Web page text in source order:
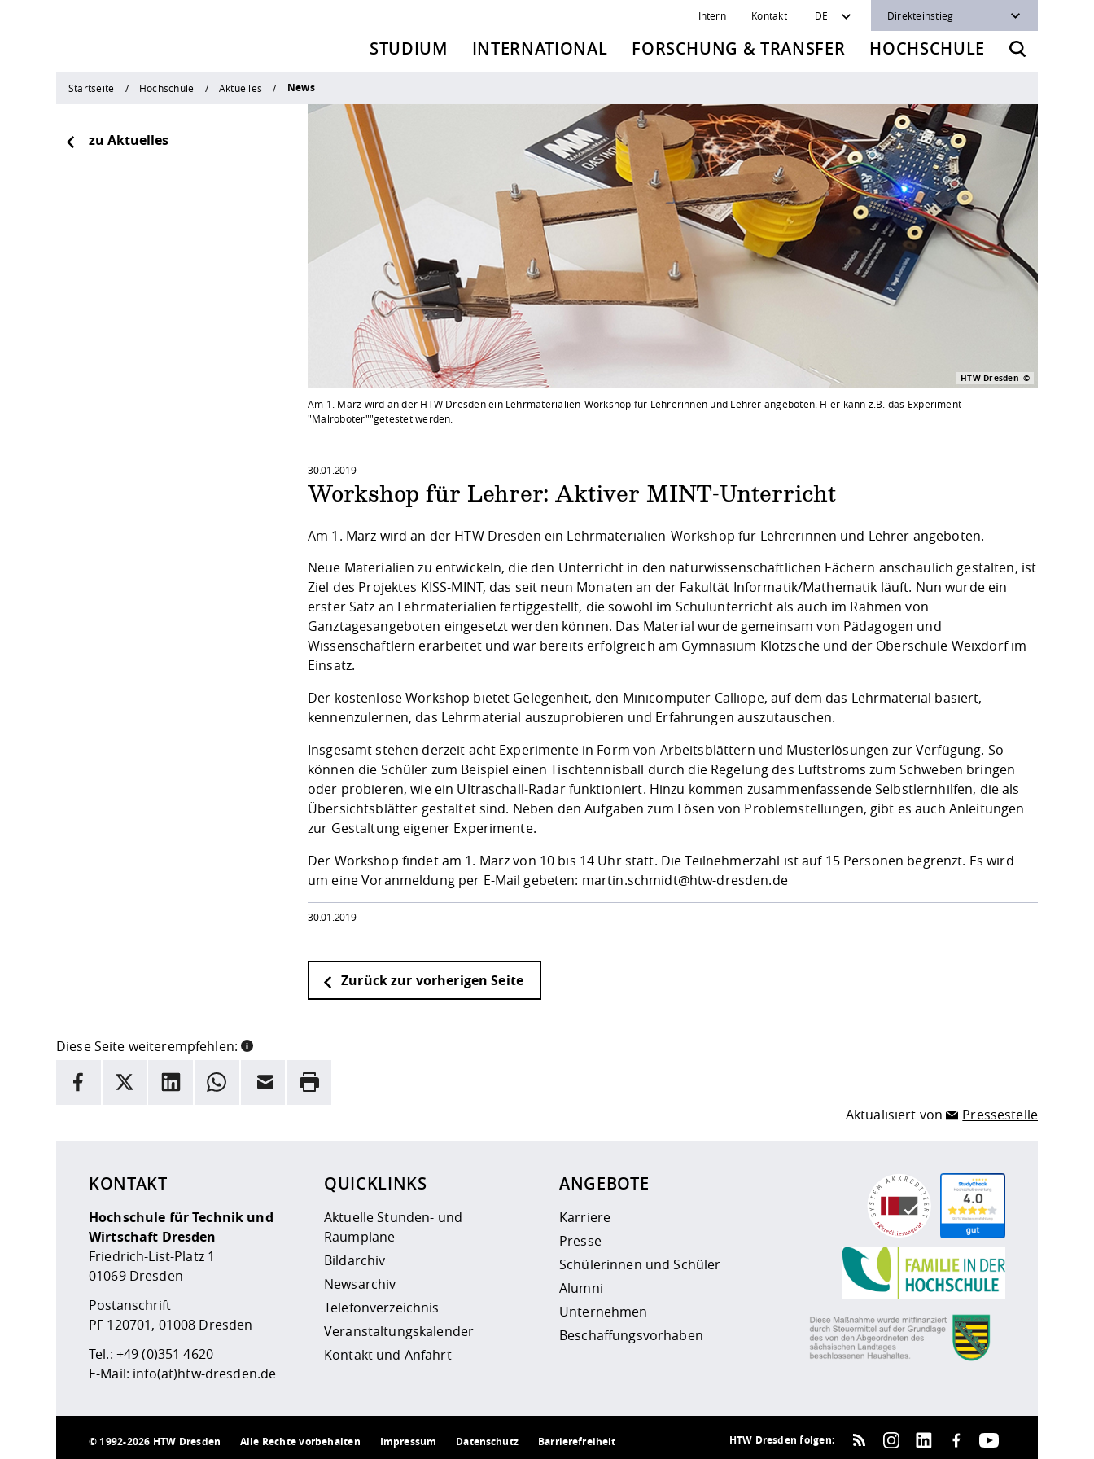
Intern Kontakt DE Direkteinstieg
STUDIUM INTERNATIONAL FORSCHUNG & TRANSFER HOCHSCHULE
Startseite Hochschule Aktuelles News
zu Aktuelles
HTW Dresden
Am 1. März wird an der HTW Dresden ein Lehrmaterialien-Workshop für Lehrerinnen und Lehrer angeboten. Hier kann z.B. das Experiment
"Malroboter""getestet werden.
30.01.2019
Workshop für Lehrer: Aktiver MINT-Unterricht
Am 1. März wird an der HTW Dresden ein Lehrmaterialien-Workshop für Lehrerinnen und Lehrer angeboten.
Neue Materialien zu entwickeln, die den Unterricht in den naturwissenschaftlichen Fächern anschaulich gestalten, ist
Ziel des Projektes KISS-MINT, das seit neun Monaten an der Fakultät Informatik/Mathematik läuft. Nun wurde ein
erster Satz an Lehrmaterialien fertiggestellt, die sowohl im Schulunterricht als auch im Rahmen von
Ganztagesangeboten eingesetzt werden können. Das Material wurde gemeinsam von Pädagogen und
Wissenschaftlern erarbeitet und war bereits erfolgreich am Gymnasium Klotzsche und der Oberschule Weixdorf im
Einsatz.
Der kostenlose Workshop bietet Gelegenheit, den Minicomputer Calliope, auf dem das Lehrmaterial basiert,
kennenzulernen, das Lehrmaterial auszuprobieren und Erfahrungen auszutauschen.
Insgesamt stehen derzeit acht Experimente in Form von Arbeitsblättern und Musterlösungen zur Verfügung. So
können die Schüler zum Beispiel einen Tischtennisball durch die Regelung des Luftstroms zum Schweben bringen
oder probieren, wie ein Ultraschall-Radar funktioniert. Hinzu kommen zusammenfassende Selbstlernhilfen, die als
Übersichtsblätter gestaltet sind. Neben den Aufgaben zum Lösen von Problemstellungen, gibt es auch Anleitungen
zur Gestaltung eigener Experimente.
Der Workshop findet am 1. März von 10 bis 14 Uhr statt. Die Teilnehmerzahl ist auf 15 Personen begrenzt. Es wird
um eine Voranmeldung per E-Mail gebeten: martin.schmidt@htw-dresden.de
30.01.2019
Zurück zur vorherigen Seite
Diese Seite weiterempfehlen:
INFORMATION
Facebook
X LinkedInWhatsappE-Mail Drucken
Aktualisiert von Pressestelle
KONTAKT
Hochschule für Technik und
Wirtschaft Dresden
Friedrich-List-Platz 1
01069 Dresden
Postanschrift
PF 120701, 01008 Dresden
Tel.: +49 (0)351 4620
E-Mail: info(at)htw-dresden.de
QUICKLINKS
Aktuelle Stunden- und
Raumpläne
Bildarchiv
Newsarchiv
Telefonverzeichnis
Veranstaltungskalender
Kontakt und Anfahrt
ANGEBOTE
Karriere
Presse
Schülerinnen und Schüler
Alumni
Unternehmen
Beschaffungsvorhaben
© 1992-2026 HTW Dresden Alle Rechte vorbehalten Impressum Datenschutz Barrierefreiheit HTW Dresden folgen: